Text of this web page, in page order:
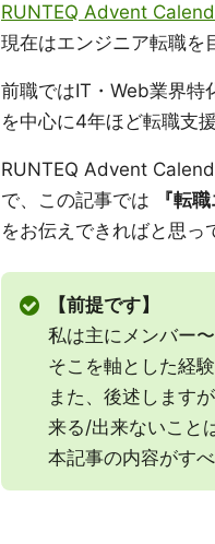
RUNTEQ Advent
現在はエンジニア転職を
前職ではIT・Web業界特
を中心に4年ほど転職支
RUNTEQ Advent
で、この記事では
『転
をお伝えできればと思っ
【前提です】
私は主にメンバー
そこを軸とした経
また、後述します
来る/出来ないこと
本記事の内容がす